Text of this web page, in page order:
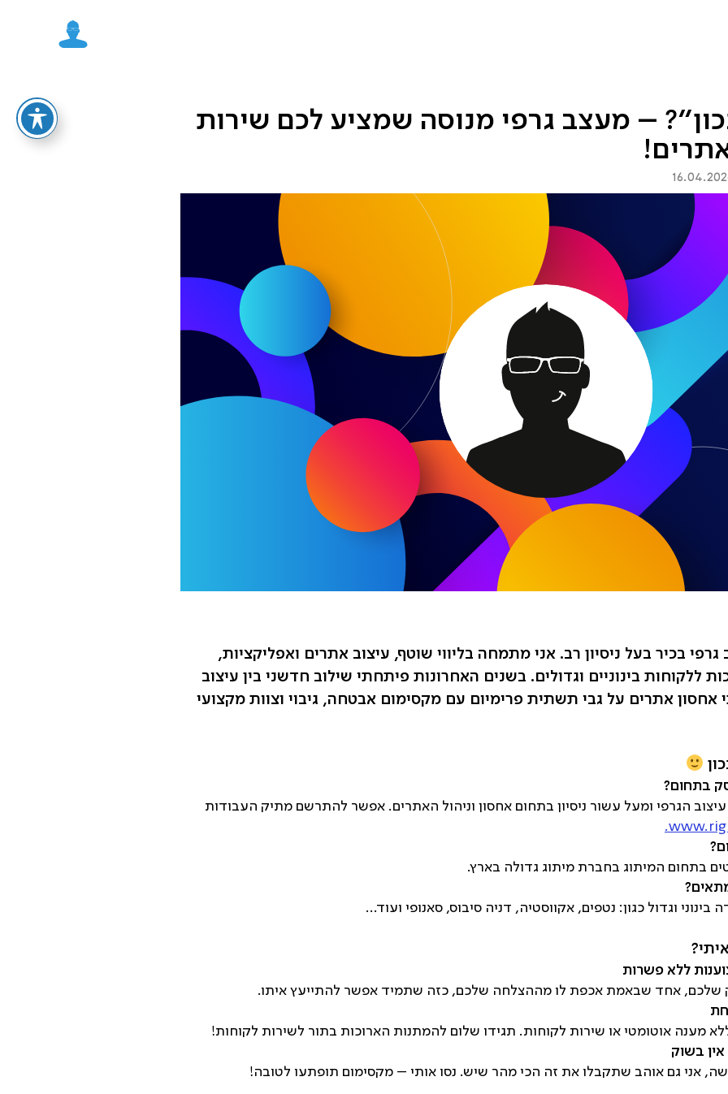
– מעצב גרפי מנוסה שמציע לכם שירות
גרפי בכיר בעל ניסיון רב. אני מתמחה בליווי שוטף, עיצוב אתרים ואפליקציות,
ללקוחות בינוניים וגדולים. בשנים האחרונות פיתחתי שילוב חדשני בין עיצוב
אחסון אתרים על גבי תשתית פרימיום עם מקסימום אבטחה, גיבוי וצוות מקצועי
בתחום?
העיצוב הגרפי ומעל עשור ניסיון בתחום אחסון וניהול האתרים. אפשר להתרשם מתיק העבודות
בתחום המיתוג בחברת מיתוג גדולה בארץ.
וגדול כגון: נטפים, אקווסטיה, דניה סיבוס, סאנופי ועוד…
ללא פשרות
שלכם, אחד שבאמת אכפת לו מההצלחה שלכם, כזה שתמיד אפשר להתייעץ איתו.
מענה אוטומטי או שירות לקוחות. תגידו שלום להמתנות הארוכות בתור לשירות לקוחות!
בשוק
אני גם אוהב שתקבלו את זה הכי מהר שיש. נסו אותי – מקסימום תופתעו לטובה!